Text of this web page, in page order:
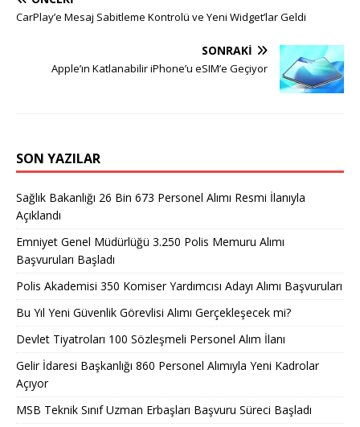
CarPlay’e Mesaj Sabitleme Kontrolü ve Yeni Widget’lar Geldi
SONRAKI
Apple’ın Katlanabilir iPhone’u eSIM’e Geçiyor
SON YAZILAR
Sağlık Bakanlığı 26 Bin 673 Personel Alımı Resmi İlanıyla
Açıklandı
Emniyet Genel Müdürlüğü 3.250 Polis Memuru Alımı
Başvuruları Başladı
Polis Akademisi 350 Komiser Yardımcısı Adayı Alımı Başvuruları
Bu Yıl Yeni Güvenlik Görevlisi Alımı Gerçekleşecek mi?
Devlet Tiyatroları 100 Sözleşmeli Personel Alım İlanı
Gelir İdaresi Başkanlığı 860 Personel Alımıyla Yeni Kadrolar
Açıyor
MSB Teknik Sınıf Uzman Erbaşları Başvuru Süreci Başladı